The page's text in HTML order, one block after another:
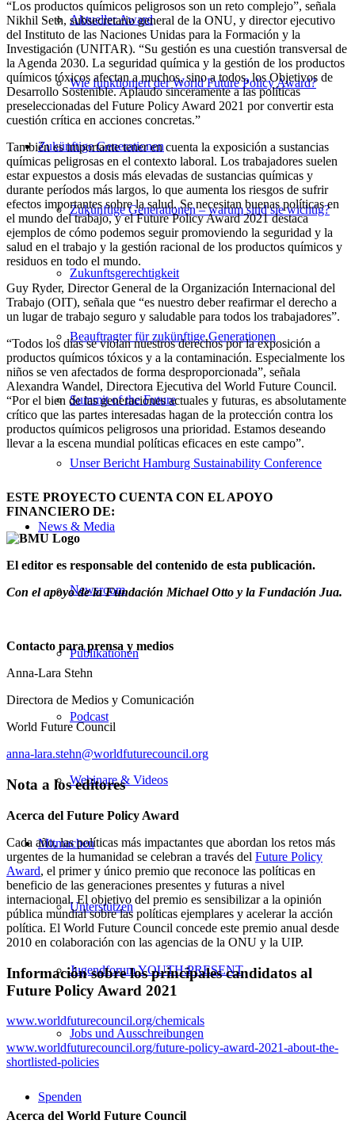
Aktueller Award
Wie funktioniert der World Future Policy Award?
Zukünftige Generationen
Zukünftige Generationen – warum sind sie wichtig?
Zukunftsgerechtigkeit
Beauftragter für zukünftige Generationen
Summit of the Future
Unser Bericht Hamburg Sustainability Conference
News & Media
Newsroom
Publikationen
Podcast
Webinare & Videos
Mitmachen
Unterstützen
Jugendforum YOUTH:PRESENT
Jobs und Ausschreibungen
Spenden
“Los productos químicos peligrosos son un reto complejo”, señala
Nikhil Seth, subsecretario general de la ONU, y director ejecutivo
del Instituto de las Naciones Unidas para la Formación y la
Investigación (UNITAR). “Su gestión es una cuestión transversal de
la Agenda 2030. La seguridad química y la gestión de los productos
químicos tóxicos afectan a muchos, sino a todos, los Objetivos de
Desarrollo Sostenible. Aplaudo sinceramente a las políticas
preseleccionadas del Future Policy Award 2021 por convertir esta
cuestión crítica en acciones concretas.”
También es importante tener en cuenta la exposición a sustancias
químicas peligrosas en el contexto laboral. Los trabajadores suelen
estar expuestos a dosis más elevadas de sustancias químicas y
durante períodos más largos, lo que aumenta los riesgos de sufrir
efectos importantes sobre la salud. Se necesitan buenas políticas en
el mundo del trabajo, y el Future Policy Award 2021 destaca
ejemplos de cómo podemos seguir promoviendo la seguridad y la
salud en el trabajo y la gestión racional de los productos químicos y
residuos en todo el mundo.
Guy Ryder, Director General de la Organización Internacional del
Trabajo (OIT), señala que “es nuestro deber reafirmar el derecho a
un lugar de trabajo seguro y saludable para todos los trabajadores”.
“Todos los días se violan nuestros derechos por la exposición a
productos químicos tóxicos y a la contaminación. Especialmente los
niños se ven afectados de forma desproporcionada”, señala
Alexandra Wandel, Directora Ejecutiva del World Future Council.
“Por el bien de las generaciones actuales y futuras, es absolutamente
crítico que las partes interesadas hagan de la protección contra los
productos químicos peligrosos una prioridad. Estamos deseando
llevar a la escena mundial políticas eficaces en este campo”.
ESTE PROYECTO CUENTA CON EL APOYO
FINANCIERO DE:
El editor es responsable del contenido de esta publicación.
Con el apoyo de la Fundación Michael Otto y la Fundación Jua.
Contacto para prensa y medios
Anna-Lara Stehn
Directora de Medios y Comunicación
World Future Council
anna-lara.stehn@worldfuturecouncil.org
Nota a los editores
Acerca del Future Policy Award
Cada año, las políticas más impactantes que abordan los retos más
urgentes de la humanidad se celebran a través del Future Policy
Award, el primer y único premio que reconoce las políticas en
beneficio de las generaciones presentes y futuras a nivel
internacional. El objetivo del premio es sensibilizar a la opinión
pública mundial sobre las políticas ejemplares y acelerar la acción
política. El World Future Council concede este premio anual desde
2010 en colaboración con las agencias de la ONU y la UIP.
Información sobrelos principales candidatos al
Future Policy Award 2021
www.worldfuturecouncil.org/chemicals
www.worldfuturecouncil.org/future-policy-award-2021-about-the-
shortlisted-policies
Acerca del World Future Council